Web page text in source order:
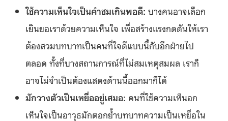
ใช้ความเห็นใจเป็นคำชมเกินพอดี: บางคนอาจเลือก
เยินยอเราด้วยความเห็นใจ เพื่อสร้างแรงกดดันให้เรา
ต้องสวมบทบาทเป็นคนที่ใจดีแบบนี้กับอีกฝ่ายไป
ตลอด ทั้งที่บางสถานการณ์ที่ไม่สมเหตุสมผล เราก็
อาจไม่จำเป็นต้องแสดงด้านนี้ออกมาก็ได้
มักวางตัวเป็นเหยื่ออยู่เสมอ: คนที่ใช้ความเห็นอก
เห็นใจเป็นอาวุธมักตอกย้ำบทบาทความเป็นเหยื่อใน